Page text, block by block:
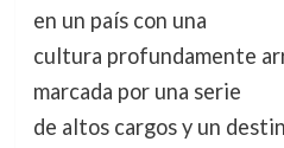
en un país con una
cultura profundamente
marcada por una serie
de altos cargos y un